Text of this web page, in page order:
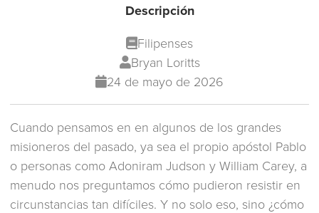
Descripción
Filipenses
Bryan Loritts
24 de mayo de 2026
Cuando pensamos en en algunos de los grandes
misioneros del pasado, ya sea el propio apóstol Pablo
o personas como Adoniram Judson y William Carey, a
menudo nos preguntamos cómo pudieron resistir en
circunstancias tan difíciles. Y no solo eso, sino ¿cómo